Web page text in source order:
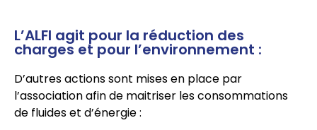
L’ALFI agit pour la réduction des
charges et pour l’environnement :
D’autres actions sont mises en place par
l’association afin de maitriser les consommations
de fluides et d’énergie :